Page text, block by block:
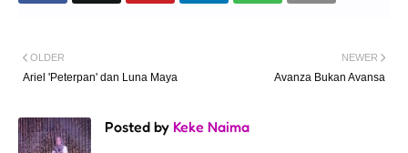
NEWER
Avanza Bukan Avansa
OLDER
Ariel 'Peterpan' dan Luna Maya
Posted by Keke Naima